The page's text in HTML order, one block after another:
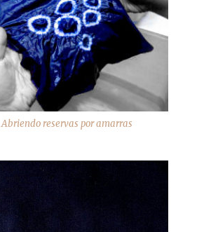
Abriendo reservas por amarras